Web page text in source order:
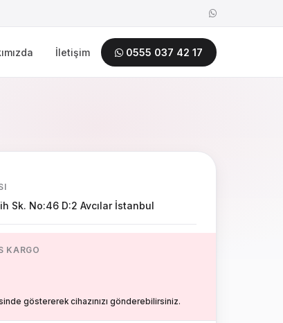
İletişim 0555 037 42 17
Sk. No:46 D:2 Avcılar İstanbul
KARGO
göstererek cihazınızı gönderebilirsiniz.